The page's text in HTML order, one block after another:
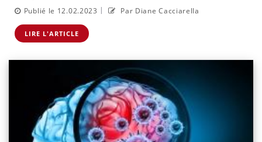
Publié le 12.02.2023 | Par Diane Cacciarella
LIRE L'ARTICLE